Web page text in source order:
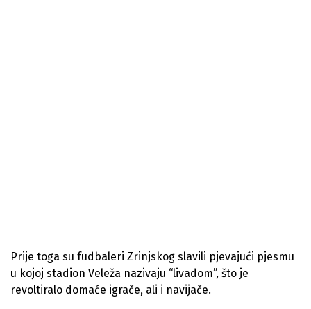
Prije toga su fudbaleri Zrinjskog slavili pjevajući pjesmu
u kojoj stadion Veleža nazivaju “livadom”, što je
revoltiralo domaće igrače, ali i navijače.